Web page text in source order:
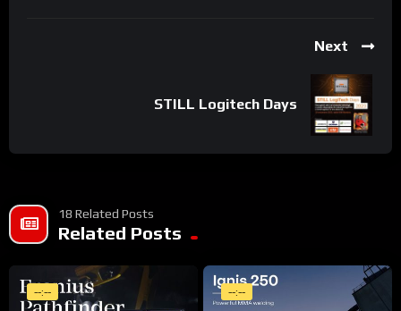
Next
STILL Logitech Days
18 Related Posts
Related Posts
--:-- --:--